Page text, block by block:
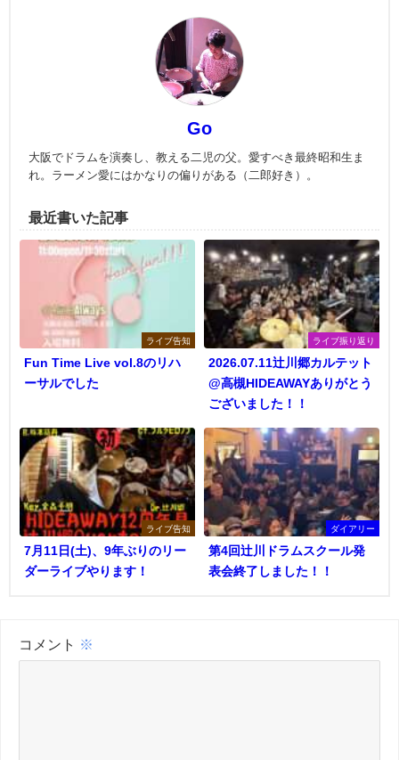
Go
大阪でドラムを演奏し、教える二児の父。愛すべき最終昭和生ま
れ。ラーメン愛にはかなりの偏りがある（二郎好き）。
最近書いた記事
ライブ告知
Fun Time Live vol.8のリハ
ーサルでした
ライブ振り返り
2026.07.11辻川郷カルテット
@高槻HIDEAWAYありがとう
ございました！！
ライブ告知
7月11日(土)、9年ぶりのリー
ダーライブやります！
ダイアリー
第4回辻川ドラムスクール発
表会終了しました！！
コメント ※